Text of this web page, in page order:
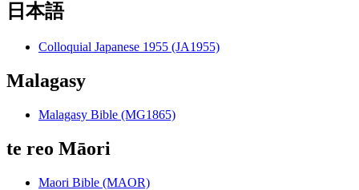
日本語
Colloquial Japanese 1955 (JA1955)
Malagasy
Malagasy Bible (MG1865)
te reo Māori
Maori Bible (MAOR)